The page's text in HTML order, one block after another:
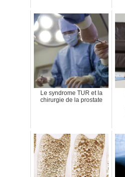
Le syndrome TUR et la
chirurgie de la prostate